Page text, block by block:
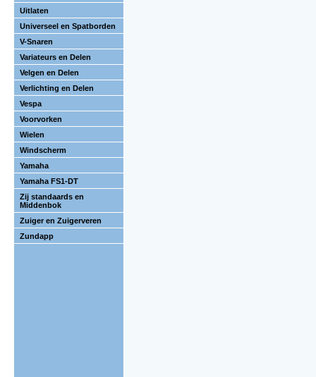
Uitlaten
Universeel en Spatborden
V-Snaren
Variateurs en Delen
Velgen en Delen
Verlichting en Delen
Vespa
Voorvorken
Wielen
Windscherm
Yamaha
Yamaha FS1-DT
Zij standaards en
Middenbok
Zuiger en Zuigerveren
Zundapp